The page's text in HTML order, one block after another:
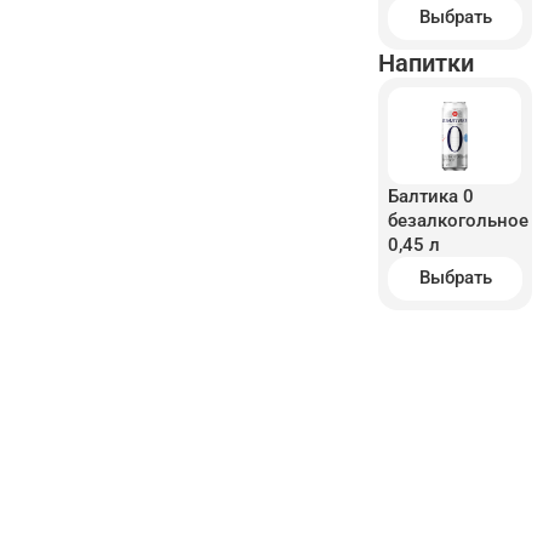
Выбрать
Напитки
Балтика 0
безалкогольное
0,45 л
Выбрать